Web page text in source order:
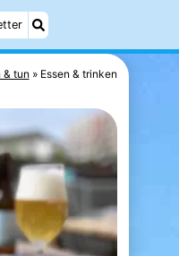
& tun Essen & trinken